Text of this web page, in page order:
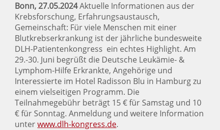
Bonn, 27.05.2024Aktuelle Informationen aus der
Krebsforschung, Erfahrungsaustausch,
Gemeinschaft: Für viele Menschen mit einer
Blutkrebserkrankung ist der jährliche bundesweite
DLH-Patientenkongress ein echtes Highlight. Am
29.-30. Juni begrüßt die Deutsche Leukämie- &
Lymphom-Hilfe Erkrankte, Angehörige und
Interessierte im Hotel Radisson Blu in Hamburg zu
einem vielseitigen Programm. Die
Teilnahmegebühr beträgt 15 € für Samstag und 10
€ für Sonntag. Anmeldung und weitere Information
unterwww.dlh-kongress.de.